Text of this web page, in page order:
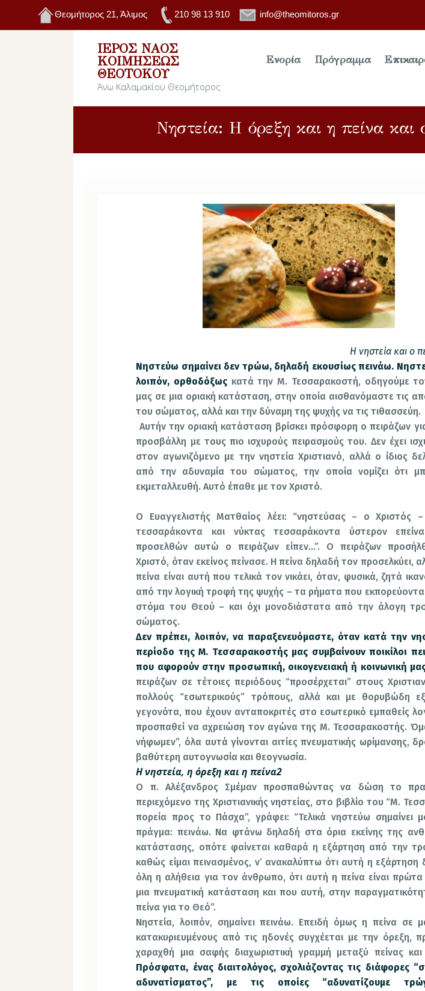
Θεομήτορος 21, Άλιμος 210 98 13 910 info@theomitoros.gr
ΙΕΡΌΣ ΝΑΌΣ
ΚΟΙΜΉΣΕΩΣ
ΘΕΟΤΌΚΟΥ
Άνω Καλαμακίου Θεομήτορος
Ενορία Πρόγραμμα
Νηστεία: Η όρεξη και η πείνα και
Η νηστεία και ο
Νηστεύω σημαίνει δεν τρώω, δηλαδή εκουσίως πεινάω.
λοιπόν, ορθοδόξως κατά την Μ. Τεσσαρακοστή, οδηγούμε
μας σε μια οριακή κατάσταση, στην οποία αισθανόμαστε τις
του σώματος, αλλά και την δύναμη της ψυχής να τις τιθασσεύη.
Αυτήν την οριακή κατάσταση βρίσκει πρόσφορη ο πειράζων
προσβάλλη με τους πιο ισχυρούς πειρασμούς του. Δεν έχει
στον αγωνιζόμενο με την νηστεία Χριστιανό, αλλά ο ίδιος
από την αδυναμία του σώματος, την οποία νομίζει ότι
εκμεταλλευθή. Αυτό έπαθε με τον Χριστό.
Ο Ευαγγελιστής Ματθαίος λέει: “νηστεύσας – ο Χριστός
τεσσαράκοντα και νύκτας τεσσαράκοντα ύστερον
προσελθών αυτώ ο πειράζων είπεν…”. Ο πειράζων
Χριστό, όταν εκείνος πείνασε. Η πείνα δηλαδή τον προσελκύει,
πείνα είναι αυτή που τελικά τον νικάει, όταν, φυσικά, ζητά
από την λογική τροφή της ψυχής – τα ρήματα που
στόμα του Θεού – και όχι μονοδιάστατα από την άλογη
σώματος.
Δεν πρέπει, λοιπόν, να παραξενευόμαστε, όταν κατά την
περίοδο της Μ. Τεσσαρακοστής μας συμβαίνουν ποικίλοι
που αφορούν στην προσωπική, οικογενειακή ή κοινωνική
πειράζων σε τέτοιες περιόδους “προσέρχεται” στους
πολλούς “εσωτερικούς” τρόπους, αλλά και με θορυβώδη
γεγονότα, που έχουν ανταποκριτές στο εσωτερικό εμπαθείς
προσπαθεί να αχρειώση τον αγώνα της Μ. Τεσσαρακοστής.
νήφωμεν”, όλα αυτά γίνονται αιτίες πνευματικής ωρίμανσης,
βαθύτερη αυτογνωσία και θεογνωσία.
Η νηστεία, η όρεξη και η πείνα2
Ο π. Αλέξανδρος Σμέμαν προσπαθώντας να δώση το
περιεχόμενο της Χριστιανικής νηστείας, στο βιβλίο του “Μ.
πορεία προς το Πάσχα”, γράφει: “Τελικά νηστεύω σημαίνει
πράγμα: πεινάω. Να φτάνω δηλαδή στα όρια εκείνης της
κατάστασης, οπότε φαίνεται καθαρά η εξάρτηση από την
καθώς είμαι πεινασμένος, ν’ ανακαλύπτω ότι αυτή η εξάρτηση
όλη η αλήθεια για τον άνθρωπο, ότι αυτή η πείνα είναι
μια πνευματική κατάσταση και που αυτή, στην
πείνα για το Θεό”.
Νηστεία, λοιπόν, σημαίνει πεινάω. Επειδή όμως η πείνα σε
κατακυριευμένους από τις ηδονές συγχέεται με την όρεξη,
χαραχθή μια σαφής διαχωριστική γραμμή μεταξύ πείνας και
Πρόσφατα, ένας διαιτολόγος, σχολιάζοντας τις διάφορες
αδυνατίσματος”, με τις οποίες “αδυνατίζουμε